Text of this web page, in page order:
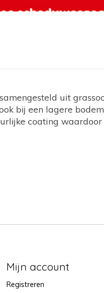
uit
bij een lagere
coating
Mijn account
Registreren